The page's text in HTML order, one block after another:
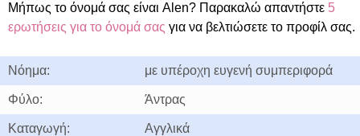
Μήπως το όνομά σας είναι Alen? Παρακαλώ απαντήστε 5
ερωτήσεις για το όνομά σας για να βελτιώσετε το προφίλ σας.
Νόημα: με υπέροχη ευγενή συμπεριφορά
Φύλο: Άντρας
Καταγωγή: Αγγλικά